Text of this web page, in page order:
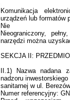
Komunikacja
urządzeń lub formatów
Nie
Nieograniczony,
narzędzi można
SEKCJA II:
II.1) Nazwa nadana
nadzoru
sanitarnej w ul.
Numer referencyjny: